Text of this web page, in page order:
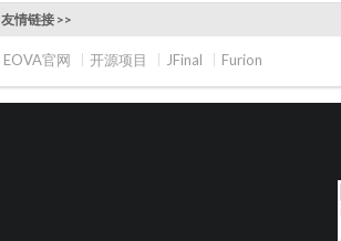
友情链接 >>
EOVA官网 开源项目 JFinal Furion